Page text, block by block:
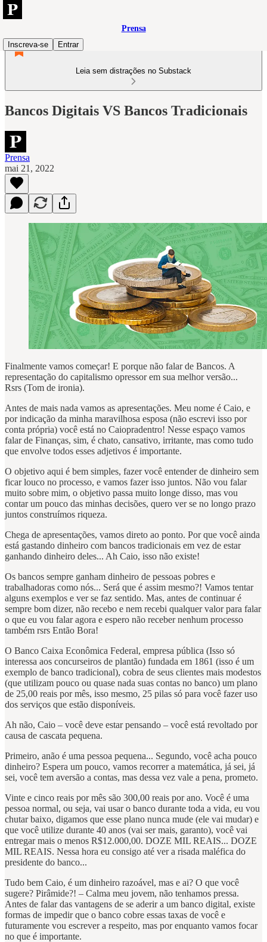
Prensa
Inscreva-se
Entrar
Leia sem distrações no Substack
Bancos Digitais VS Bancos Tradicionais
Prensa
mai 21, 2022
Finalmente vamos começar! E porque não falar de Bancos. A
representação do capitalismo opressor em sua melhor versão...
Rsrs (Tom de ironia).
Antes de mais nada vamos as apresentações. Meu nome é Caio, e
por indicação da minha maravilhosa esposa (não escrevi isso por
conta própria) você está no Caiopradentro! Nesse espaço vamos
falar de Finanças, sim, é chato, cansativo, irritante, mas como tudo
que envolve todos esses adjetivos é importante.
O objetivo aqui é bem simples, fazer você entender de dinheiro sem
ficar louco no processo, e vamos fazer isso juntos. Não vou falar
muito sobre mim, o objetivo passa muito longe disso, mas vou
contar um pouco das minhas decisões, quero ver se no longo prazo
juntos construímos riqueza.
Chega de apresentações, vamos direto ao ponto. Por que você ainda
está gastando dinheiro com bancos tradicionais em vez de estar
ganhando dinheiro deles... Ah Caio, isso não existe!
Os bancos sempre ganham dinheiro de pessoas pobres e
trabalhadoras como nós... Será que é assim mesmo?! Vamos tentar
alguns exemplos e ver se faz sentido. Mas, antes de continuar é
sempre bom dizer, não recebo e nem recebi qualquer valor para falar
o que eu vou falar agora e espero não receber nenhum processo
também rsrs Então Bora!
O Banco Caixa Econômica Federal, empresa pública (Isso só
interessa aos concurseiros de plantão) fundada em 1861 (isso é um
exemplo de banco tradicional), cobra de seus clientes mais modestos
(que utilizam pouco ou quase nada suas contas no banco) um plano
de 25,00 reais por mês, isso mesmo, 25 pilas só para você fazer uso
dos serviços que estão disponíveis.
Ah não, Caio – você deve estar pensando – você está revoltado por
causa de cascata pequena.
Primeiro, anão é uma pessoa pequena... Segundo, você acha pouco
dinheiro? Espera um pouco, vamos recorrer a matemática, já sei, já
sei, você tem aversão a contas, mas dessa vez vale a pena, prometo.
Vinte e cinco reais por mês são 300,00 reais por ano. Você é uma
pessoa normal, ou seja, vai usar o banco durante toda a vida, eu vou
chutar baixo, digamos que esse plano nunca mude (ele vai mudar) e
que você utilize durante 40 anos (vai ser mais, garanto), você vai
entregar mais o menos R$12.000,00. DOZE MIL REAIS... DOZE
MIL REAIS. Nessa hora eu consigo até ver a risada maléfica do
presidente do banco...
Tudo bem Caio, é um dinheiro razoável, mas e ai? O que você
sugere? Pirâmide?! – Calma meu jovem, não tenhamos pressa.
Antes de falar das vantagens de se aderir a um banco digital, existe
formas de impedir que o banco cobre essas taxas de você e
futuramente vou escrever a respeito, mas por enquanto vamos focar
no que é importante.